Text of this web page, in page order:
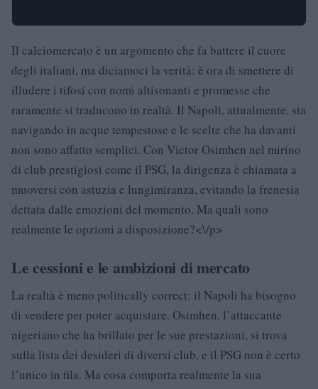
Il calciomercato è un argomento che fa battere il cuore
degli italiani, ma diciamoci la verità: è ora di smettere di
illudere i tifosi con nomi altisonanti e promesse che
raramente si traducono in realtà. Il Napoli, attualmente, sta
navigando in acque tempestose e le scelte che ha davanti
non sono affatto semplici. Con Victor Osimhen nel mirino
di club prestigiosi come il PSG, la dirigenza è chiamata a
muoversi con astuzia e lungimiranza, evitando la frenesia
dettata dalle emozioni del momento. Ma quali sono
realmente le opzioni a disposizione?<\/p>
Le cessioni e le ambizioni di mercato
La realtà è meno politically correct: il Napoli ha bisogno
di vendere per poter acquistare. Osimhen, l’attaccante
nigeriano che ha brillato per le sue prestazioni, si trova
sulla lista dei desideri di diversi club, e il PSG non è certo
l’unico in fila. Ma cosa comporta realmente la sua